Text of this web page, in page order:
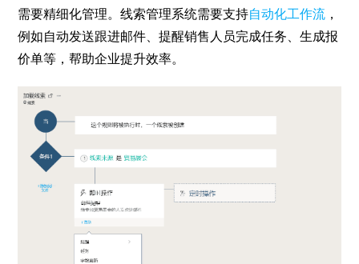
需要精细化管理。线索管理系统需要支持自动化工作流 ，
例如自动发送跟进邮件、提醒销售人员完成任务、生成报
价单等，帮助企业提升效率。